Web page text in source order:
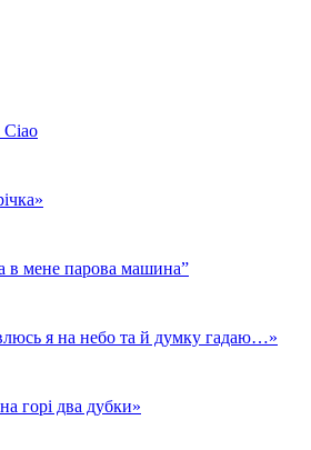
Ciao
в мене парова машина”
я на небо та й думку гадаю…»
горі два дубки»